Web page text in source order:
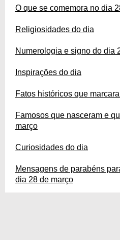
O que se comemora no dia
Religiosidades do dia
Numerologia e signo do dia
Inspirações do dia
Fatos históricos que
Famosos que nasceram e
março
Curiosidades do dia
Mensagens de parabéns
dia 28 de março